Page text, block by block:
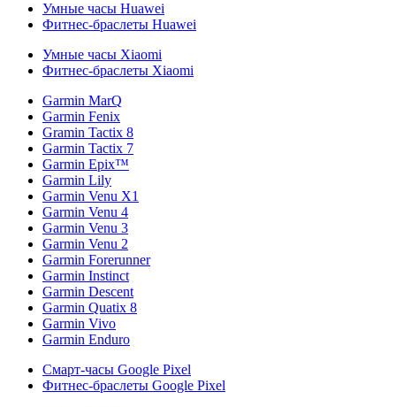
Умные часы Huawei
Фитнес-браслеты Huawei
Умные часы Xiaomi
Фитнес-браслеты Xiaomi
Garmin MarQ
Garmin Fenix
Gramin Tactix 8
Garmin Tactix 7
Garmin Epix™
Garmin Lily
Garmin Venu X1
Garmin Venu 4
Garmin Venu 3
Garmin Venu 2
Garmin Forerunner
Garmin Instinct
Garmin Descent
Garmin Quatix 8
Garmin Vivo
Garmin Enduro
Смарт-часы Google Pixel
Фитнес-браслеты Google Pixel